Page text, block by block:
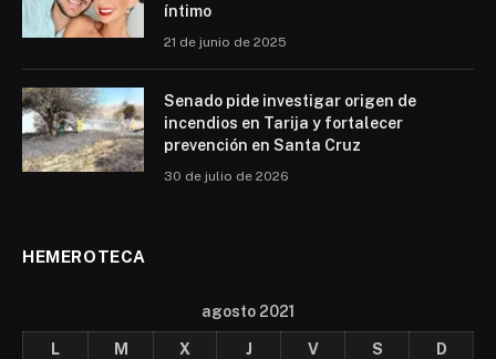
íntimo
21 de junio de 2025
Senado pide investigar origen de
incendios en Tarija y fortalecer
prevención en Santa Cruz
30 de julio de 2026
HEMEROTECA
agosto 2021
L M X J V S
D